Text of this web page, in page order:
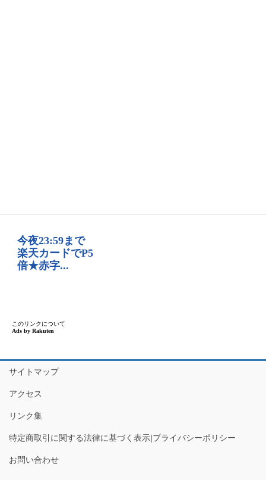
サイトマップ
アクセス
リンク集
特定商取引に関する法律に基づく表示|プライバシーポリシー
お問い合わせ